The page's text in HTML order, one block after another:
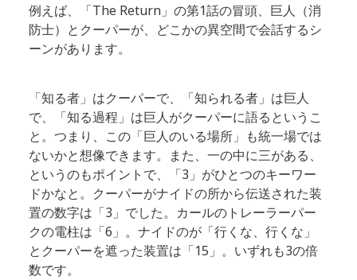
例えば、「The Return」の第1話の冒頭、巨人（消
防士）とクーパーが、どこかの異空間で会話するシ
ーンがあります。
「知る者」はクーパーで、「知られる者」は巨人
で、「知る過程」は巨人がクーパーに語るというこ
と。つまり、この「巨人のいる場所」も統一場では
ないかと想像できます。また、一の中に三がある、
というのもポイントで、「3」がひとつのキーワー
ドかなと。クーパーがナイドの所から伝送された装
置の数字は「3」でした。カールのトレーラーパー
クの電柱は「6」。ナイドのが「行くな、行くな」
とクーパーを遮った装置は「15」。いずれも3の倍
数です。